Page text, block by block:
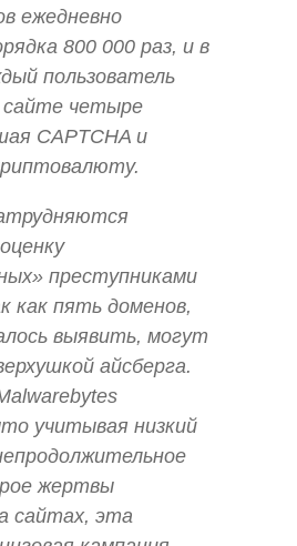
ежедневно
800 000 раз, и в
пользователь
сайте четыре
CAPTCHA и
преступниками
как пять доменов,
выявить, могут
айсберга.
учитывая низкий
жертвы
сайтах, эта